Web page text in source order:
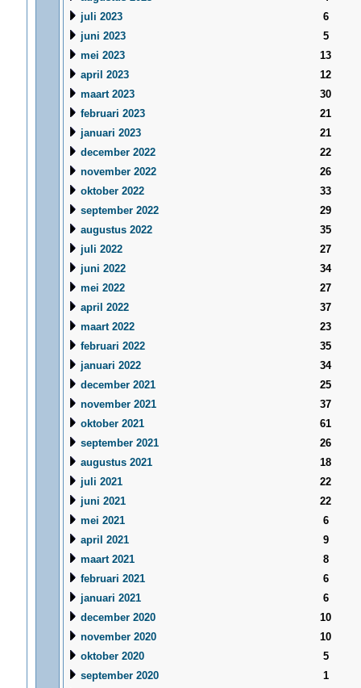
juli 2023
6
juni 2023
5
mei 2023
13
april 2023
12
maart 2023
30
februari 2023
21
januari 2023
21
december 2022
22
november 2022
26
oktober 2022
33
september 2022
29
augustus 2022
35
juli 2022
27
juni 2022
34
mei 2022
27
april 2022
37
maart 2022
23
februari 2022
35
januari 2022
34
december 2021
25
november 2021
37
oktober 2021
61
september 2021
26
augustus 2021
18
juli 2021
22
juni 2021
22
mei 2021
6
april 2021
9
maart 2021
8
februari 2021
6
januari 2021
6
december 2020
10
november 2020
10
oktober 2020
5
september 2020
1